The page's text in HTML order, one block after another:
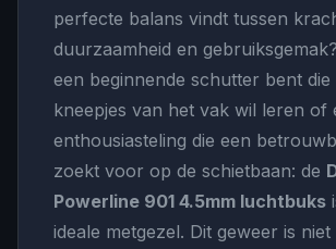
perfecte balans vindt tussen
duurzaamheid en
een beginnende schutter bent die
kneepjes van het vak wil leren of
enthousiasteling die een
zoekt voor op de schietbaan: de
Powerline 901 4.5mm luchtbuks
ideale metgezel. Dit geweer is